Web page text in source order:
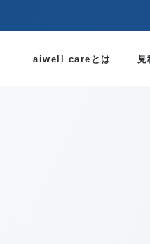
aiwell careとは